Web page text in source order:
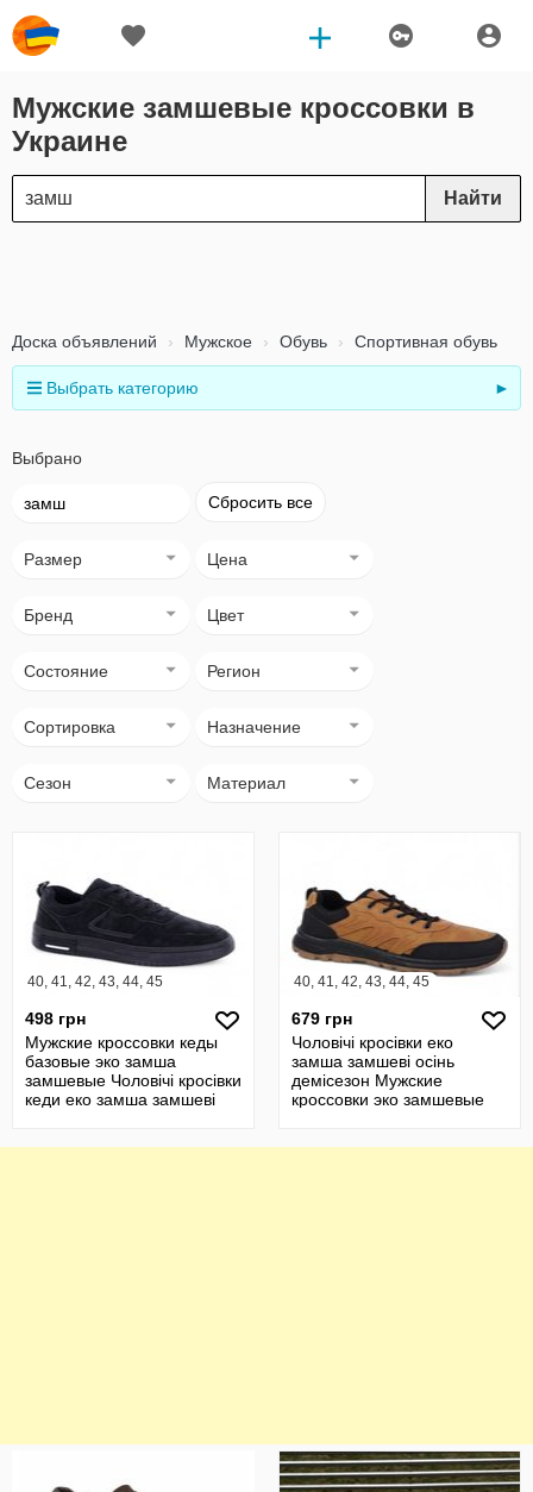
Мужские замшевые кроссовки в
Украине
Найти
Доска объявлений Мужское Обувь Спортивная обувь
Выбрать категорию ►
Выбрано
замш Сбросить все
Размер Цена
Бренд Цвет
Состояние Регион
Сортировка Назначение
Сезон Материал
40, 41, 42, 43, 44, 45
498 грн
Мужские кроссовки кеды
базовые эко замша
замшевые Чоловічі кросівки
кеди еко замша замшеві
40, 41, 42, 43, 44, 45
679 грн
Чоловічі кросівки еко
замша замшеві осінь
демісезон Мужские
кроссовки эко замшевые